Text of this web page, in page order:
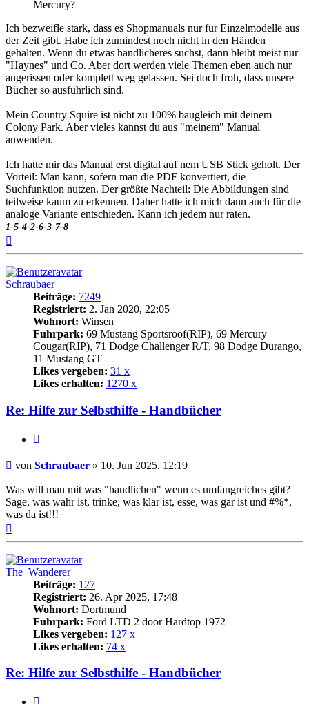
Mercury?
Ich bezweifle stark, dass es Shopmanuals nur für Einzelmodelle aus
der Zeit gibt. Habe ich zumindest noch nicht in den Händen
gehalten. Wenn du etwas handlicheres suchst, dann bleibt meist nur
"Haynes" und Co. Aber dort werden viele Themen eben auch nur
angerissen oder komplett weg gelassen. Sei doch froh, dass unsere
Bücher so ausführlich sind.
Mein Country Squire ist nicht zu 100% baugleich mit deinem
Colony Park. Aber vieles kannst du aus "meinem" Manual
anwenden.
Ich hatte mir das Manual erst digital auf nem USB Stick geholt. Der
Vorteil: Man kann, sofern man die PDF konvertiert, die
Suchfunktion nutzen. Der größte Nachteil: Die Abbildungen sind
teilweise kaum zu erkennen. Daher hatte ich mich dann auch für die
analoge Variante entschieden. Kann ich jedem nur raten.
1-5-4-2-6-3-7-8
Schraubaer
Beiträge: 7249
Registriert: 2. Jan 2020, 22:05
Wohnort: Winsen
Fuhrpark: 69 Mustang Sportsroof(RIP), 69 Mercury
Cougar(RIP), 71 Dodge Challenger R/T, 98 Dodge Durango,
11 Mustang GT
Likes vergeben: 31 x
Likes erhalten: 1270 x
Re: Hilfe zur Selbsthilfe - Handbücher
Beitrag
von Schraubaer » 10. Jun 2025, 12:19
Was will man mit was "handlichen" wenn es umfangreiches gibt?
Sage, was wahr ist, trinke, was klar ist, esse, was gar ist und #%*,
was da ist!!!
The_Wanderer
Beiträge: 127
Registriert: 26. Apr 2025, 17:48
Wohnort: Dortmund
Fuhrpark: Ford LTD 2 door Hardtop 1972
Likes vergeben: 127 x
Likes erhalten: 74 x
Re: Hilfe zur Selbsthilfe - Handbücher